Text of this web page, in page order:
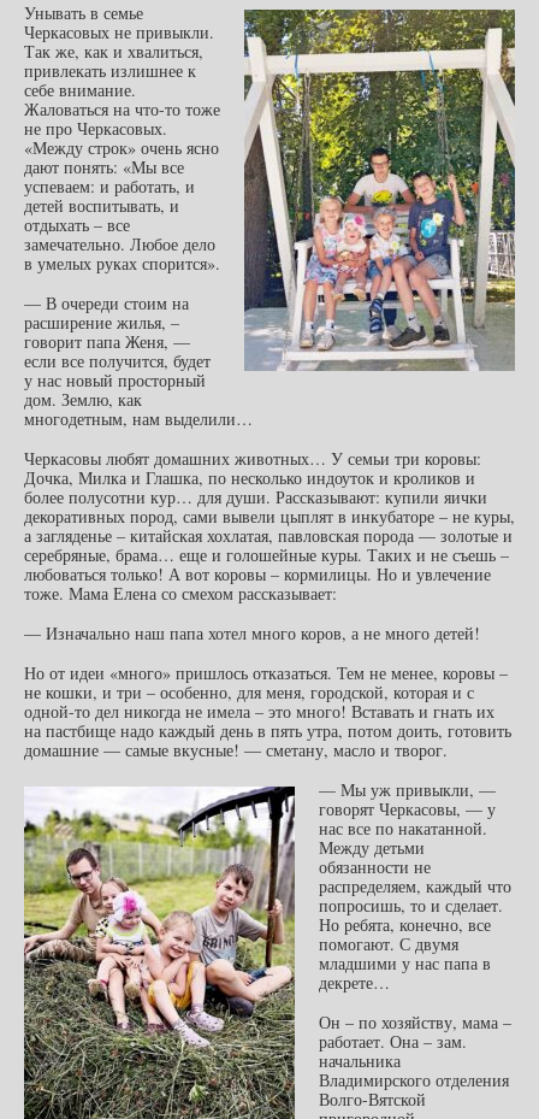
Унывать в семье
Черкасовых не привыкли.
Так же, как и хвалиться,
привлекать излишнее к
себе внимание.
Жаловаться на что-то тоже
не про Черкасовых.
«Между строк» очень ясно
дают понять: «Мы все
успеваем: и работать, и
детей воспитывать, и
отдыхать – все
замечательно. Любое дело
в умелых руках спорится».
— В очереди стоим на
расширение жилья, –
говорит папа Женя, —
если все получится, будет
у нас новый просторный
дом. Землю, как
многодетным, нам выделили…
Черкасовы любят домашних животных… У семьи три коровы:
Дочка, Милка и Глашка, по несколько индоуток и кроликов и
более полусотни кур… для души. Рассказывают: купили яички
декоративных пород, сами вывели цыплят в инкубаторе – не куры,
а загляденье – китайская хохлатая, павловская порода — золотые и
серебряные, брама… еще и голошейные куры. Таких и не съешь –
любоваться только! А вот коровы – кормилицы. Но и увлечение
тоже. Мама Елена со смехом рассказывает:
— Изначально наш папа хотел много коров, а не много детей!
Но от идеи «много» пришлось отказаться. Тем не менее, коровы –
не кошки, и три – особенно, для меня, городской, которая и с
одной-то дел никогда не имела – это много! Вставать и гнать их
на пастбище надо каждый день в пять утра, потом доить, готовить
домашние — самые вкусные! — сметану, масло и творог.
— Мы уж привыкли, —
говорят Черкасовы, — у
нас все по накатанной.
Между детьми
обязанности не
распределяем, каждый что
попросишь, то и сделает.
Но ребята, конечно, все
помогают. С двумя
младшими у нас папа в
декрете…
Он – по хозяйству, мама –
работает. Она – зам.
начальника
Владимирского отделения
Волго-Вятской